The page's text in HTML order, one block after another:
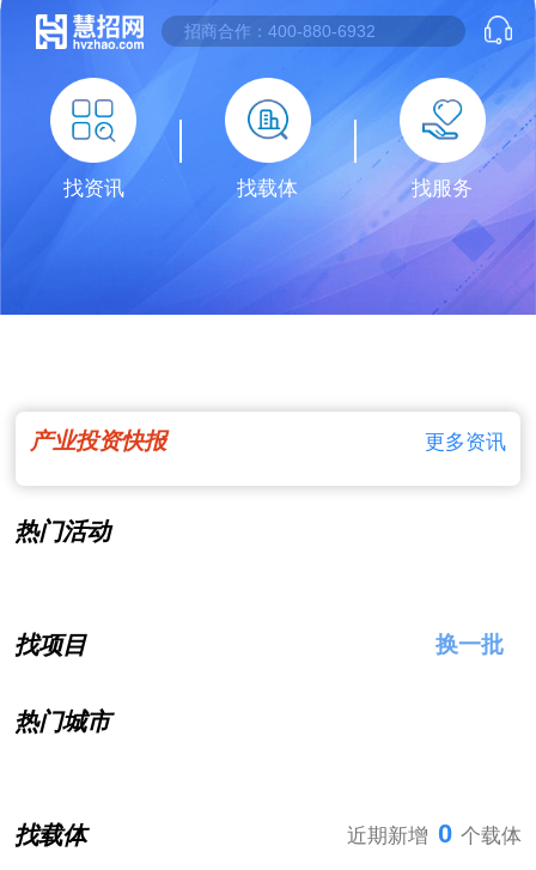
找资讯 找载体 找服务
产业投资快报 更多资讯
热门活动
找项目 换一批
热门城市
找载体 近期新增 0 个载体